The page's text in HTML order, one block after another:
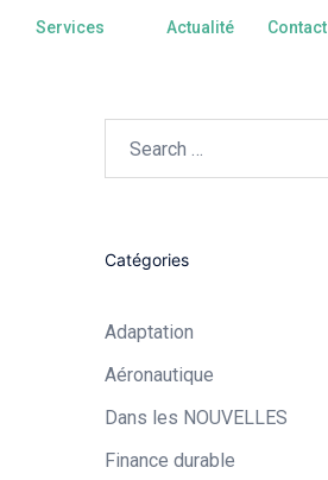
Services Actualité Contact
Catégories
Adaptation
Aéronautique​
Dans les NOUVELLES
Finance durable